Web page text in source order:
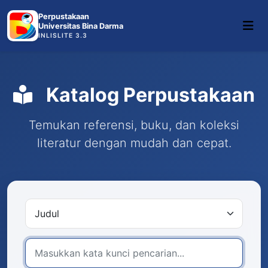
Perpustakaan
Universitas Bina Darma
INLISLITE 3.3
Katalog Perpustakaan
Temukan referensi, buku, dan koleksi
literatur dengan mudah dan cepat.